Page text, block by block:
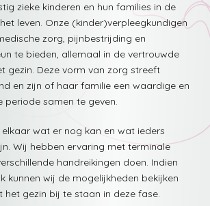
zieke kinderen en hun families in de
leven. Onze (kinder)verpleegkundigen
zorg, pijnbestrijding en
te bieden, allemaal in de vertrouwde
gezin. Deze vorm van zorg streeft
en zijn of haar familie een waardige en
periode samen te geven.
wat er nog kan en wat ieders
Wij hebben ervaring met terminale
handreikingen doen. Indien
kunnen wij de mogelijkheden bekijken
het gezin bij te staan in deze fase.